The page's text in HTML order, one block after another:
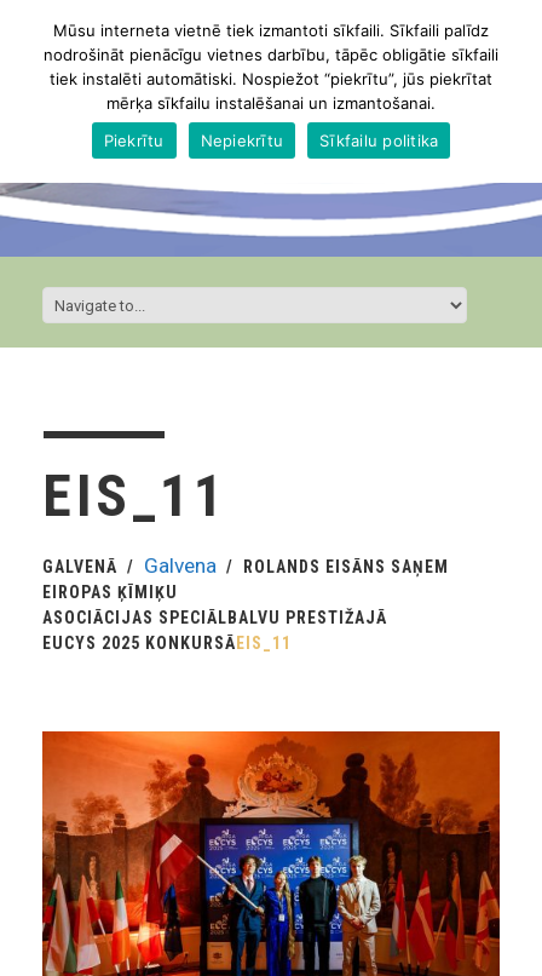
EIS_11
GALVENĀ Galvena
ROLANDS EISĀNS SAŅEM
EIROPAS ĶĪMIĶU
ASOCIĀCIJAS SPECIĀLBALVU PRESTIŽAJĀ
EUCYS 2025 KONKURSĀ EIS_11
Mūsu interneta vietnē tiek izmantoti sīkfaili. Sīkfaili palīdz
nodrošināt pienācīgu vietnes darbību, tāpēc obligātie sīkfaili
tiek instalēti automātiski. Nospiežot “piekrītu”, jūs piekrītat
mērķa sīkfailu instalēšanai un izmantošanai.
Piekrītu
Nepiekrītu Sīkfailu politika